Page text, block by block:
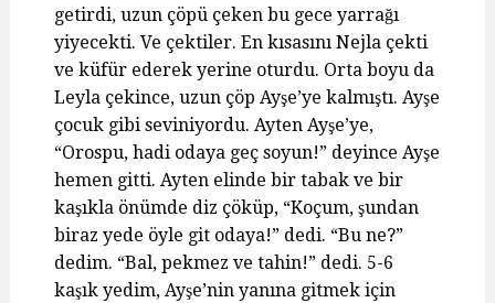
getirdi, uzun çöpü çeken bu gece yarrağı
yiyecekti. Ve çektiler. En kısasını Nejla çekti
ve küfür ederek yerine oturdu. Orta boyu da
Leyla çekince, uzun çöp Ayşe’ye kalmıştı. Ayşe
çocuk gibi seviniyordu. Ayten Ayşe’ye,
“Orospu, hadi odaya geç soyun!” deyince Ayşe
hemen gitti. Ayten elinde bir tabak ve bir
kaşıkla önümde diz çöküp, “Koçum, şundan
biraz yede öyle git odaya!” dedi. “Bu ne?”
dedim. “Bal, pekmez ve tahin!” dedi. 5-6
kaşık yedim, Ayşe’nin yanına gitmek için